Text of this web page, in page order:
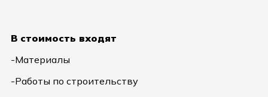
В стоимость входят
-Материалы
-Работы по строительству